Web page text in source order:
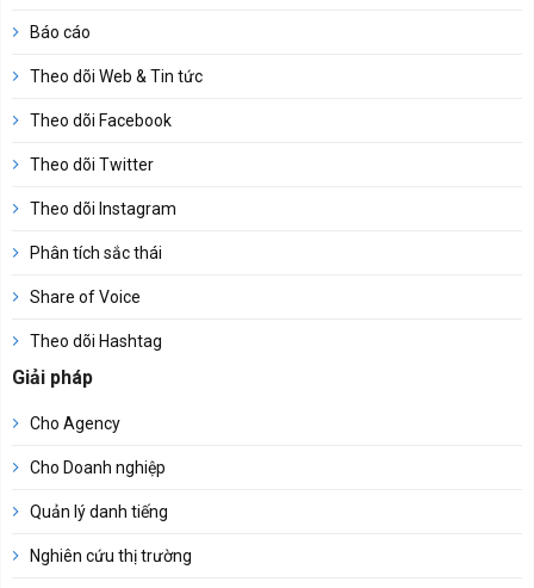
Báo cáo
Theo dõi Web & Tin tức
Theo dõi Facebook
Theo dõi Twitter
Theo dõi Instagram
Phân tích sắc thái
Share of Voice
Theo dõi Hashtag
Giải pháp
Cho Agency
Cho Doanh nghiệp
Quản lý danh tiếng
Nghiên cứu thị trường